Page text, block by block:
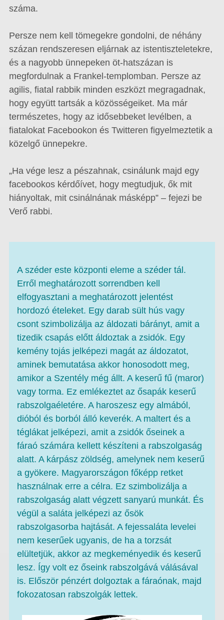
száma.
Persze nem kell tömegekre gondolni, de néhány
százan rendszeresen eljárnak az istentiszteletekre,
és a nagyobb ünnepeken öt-hatszázan is
megfordulnak a Frankel-templomban. Persze az
agilis, fiatal rabbik minden eszközt megragadnak,
hogy együtt tartsák a közösségeiket. Ma már
természetes, hogy az idősebbeket levélben, a
fiatalokat Facebookon és Twitteren figyelmeztetik a
közelgő ünnepekre.
„Ha vége lesz a pészahnak, csinálunk majd egy
facebookos kérdőívet, hogy megtudjuk, ők mit
hiányoltak, mit csinálnának másképp” – fejezi be
Verő rabbi.
A széder este központi eleme a széder tál.
Erről meghatározott sorrendben kell
elfogyasztani a meghatározott jelentést
hordozó ételeket. Egy darab sült hús vagy
csont szimbolizálja az áldozati bárányt, amit a
tizedik csapás előtt áldoztak a zsidók. Egy
kemény tojás jelképezi magát az áldozatot,
aminek bemutatása akkor honosodott meg,
amikor a Szentély még állt. A keserű fű (maror)
vagy torma. Ez emlékeztet az ősapák keserű
rabszolgaéletére. A haroszesz egy almából,
dióból és borból álló keverék. A maltert és a
téglákat jelképezi, amit a zsidók őseinek a
fáraó számára kellett készíteni a rabszolgaság
alatt. A kárpász zöldség, amelynek nem keserű
a gyökere. Magyarországon főképp retket
használnak erre a célra. Ez szimbolizálja a
rabszolgaság alatt végzett sanyarú munkát. És
végül a saláta jelképezi az ősök
rabszolgasorba hajtását. A fejessaláta levelei
nem keserűek ugyanis, de ha a torzsát
elültetjük, akkor az megkeményedik és keserű
lesz. Így volt ez őseink rabszolgává válásával
is. Először pénzért dolgoztak a fáraónak, majd
fokozatosan rabszolgák lettek.